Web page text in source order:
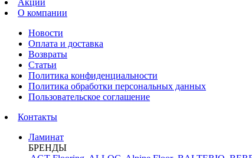
Акции
О компании
Новости
Оплата и доставка
Возвраты
Статьи
Политика конфиденциальности
Политика обработки персональных данных
Пользовательское соглашение
Контакты
Ламинат
БРЕНДЫ